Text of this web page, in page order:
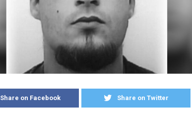
Share on Facebook Share on Twitter